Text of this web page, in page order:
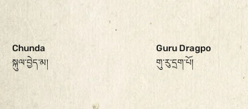
Chunda
སྐུལ་བྱེད་མ།
Guru Dragpo
གུ་རུ་དྲག་པོ།